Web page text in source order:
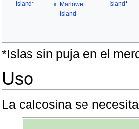
Island*
Marlowe
Island
Island*
*Islas sin puja en el
Uso
La calcosina se